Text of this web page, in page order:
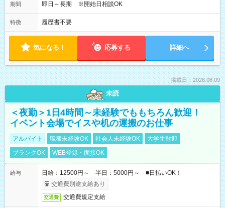
期間 即日～長期 ※開始日相談OK
特徴 履歴書不要
気になる！ 応募する 詳細へ
掲載日：2026.08.09
未読
＜夜勤＞1日4時間～未経験でももちろん歓迎！
イベント会場でイスや机の運搬のお仕事
アルバイト 職種未経験OK 社会人未経験OK
大学生歓迎
ブランクOK
WEB登録・面接OK
給与
日給：12500円～ 半日：5000円～ ■日払いOK！
交通費別途支給あり
交通費 交通費規定支給